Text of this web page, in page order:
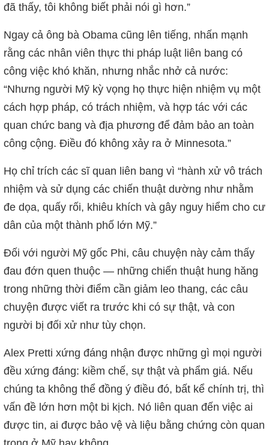
đã thấy, tôi không biết phải nói gì hơn.”
Ngay cả ông bà Obama cũng lên tiếng, nhấn mạnh
rằng các nhân viên thực thi pháp luật liên bang có
công việc khó khăn, nhưng nhắc nhở cả nước:
“Nhưng người Mỹ kỳ vọng họ thực hiện nhiệm vụ một
cách hợp pháp, có trách nhiệm, và hợp tác với các
quan chức bang và địa phương để đảm bảo an toàn
công cộng. Điều đó không xảy ra ở Minnesota.”
Họ chỉ trích các sĩ quan liên bang vì “hành xử vô trách
nhiệm và sử dụng các chiến thuật dường như nhằm
đe dọa, quấy rối, khiêu khích và gây nguy hiểm cho cư
dân của một thành phố lớn Mỹ.”
Đối với người Mỹ gốc Phi, câu chuyện này cảm thấy
đau đớn quen thuộc — những chiến thuật hung hăng
trong những thời điểm cần giảm leo thang, các câu
chuyện được viết ra trước khi có sự thật, và con
người bị đối xử như tùy chọn.
Alex Pretti xứng đáng nhận được những gì mọi người
đều xứng đáng: kiềm chế, sự thật và phẩm giá. Nếu
chúng ta không thể đồng ý điều đó, bất kể chính trị, thì
vấn đề lớn hơn một bi kịch. Nó liên quan đến việc ai
được tin, ai được bảo vệ và liệu bằng chứng còn quan